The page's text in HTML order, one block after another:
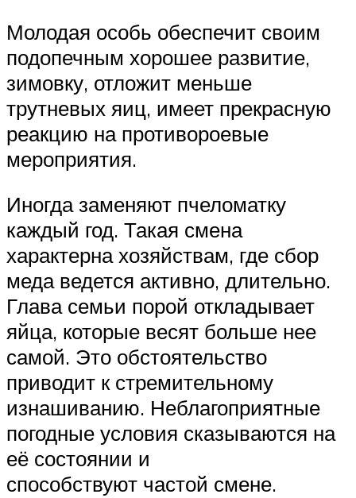
Молодая особь обеспечит своим
подопечным хорошее развитие,
зимовку, отложит меньше
трутневых яиц, имеет прекрасную
реакцию на противороевые
мероприятия.
Иногда заменяют пчеломатку
каждый год. Такая смена
характерна хозяйствам, где сбор
меда ведется активно, длительно.
Глава семьи порой откладывает
яйца, которые весят больше нее
самой. Это обстоятельство
приводит к стремительному
изнашиванию. Неблагоприятные
погодные условия сказываются на
её состоянии и
способствуют частой смене.